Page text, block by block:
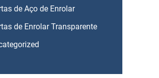
de Aço de Enrolar
de Enrolar Transparente